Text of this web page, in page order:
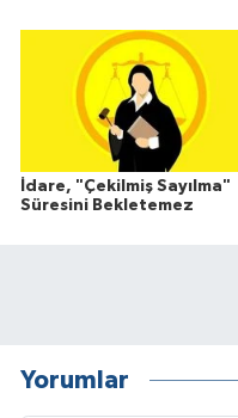
İdare, "Çekilmiş Sayılma"
Süresini Bekletemez
Yorumlar